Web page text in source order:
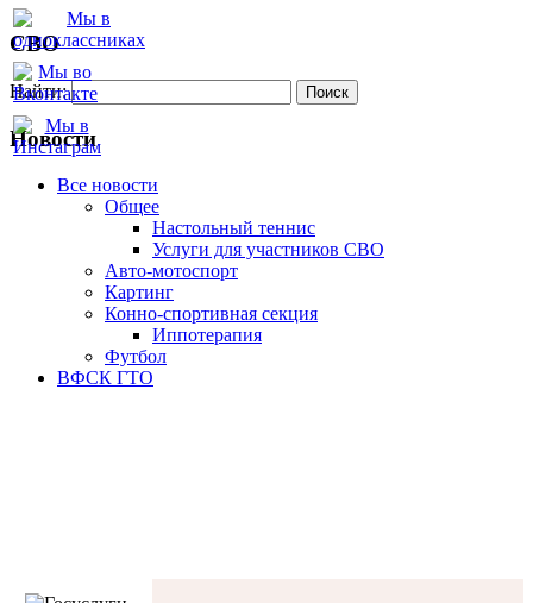
СВО
Найти:
Новости
Все новости
Oбщее
Настольный теннис
Услуги для участников СВО
Авто-мотоспорт
Картинг
Конно-спортивная секция
Иппотерапия
Футбол
ВФСК ГТО